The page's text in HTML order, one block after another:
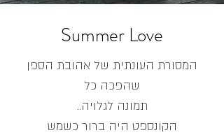
Summer Love
המסורת העונתית של אהובת הספן
שהפכה כל
..תמונה לגלויה
הקונספט היה ברור כשמש